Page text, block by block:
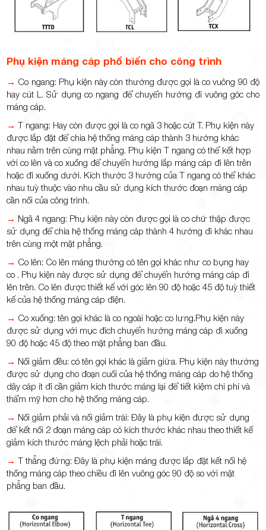
Phụ kiện máng cáp phổ biến cho công trình
→ Co ngang: Phụ kiện này còn thường được gọi là co vuông 90 độ
hay cút L. Sử dụng co ngang để chuyển hướng đi vuông góc cho
máng cáp.
→T ngang: Hay còn được gọi là co ngã 3 hoặc cút T. Phụ kiện này
được lắp đặt để chia hệ thống máng cáp thành 3 hướng khác
nhau nằm trên cùng mặt phẳng. Phụ kiện T ngang có thể kết hợp
với co lên và co xuống để chuyển hướng lắp máng cáp đi lên trên
hoặc đi xuống dưới. Kích thước 3 hướng của T ngang có thể khác
nhau tuỳ thuộc vào nhu cầu sử dụng kích thước đoạn máng cáp
cần nối của công trình.
→ Ngã 4 ngang: Phụ kiện này còn được gọi là co chữ thập được
sử dụng để chia hệ thống máng cáp thành 4 hướng đi khác nhau
trên cùng một mặt phẳng.
→ Co lên: Co lên máng thường có tên gọi khác như co bụng hay
co . Phụ kiện này được sử dụng để chuyển hướng máng cáp đi
lên trên. Co lên được thiết kế với góc lên 90 độ hoặc 45 độ tuỳ thiết
kế của hệ thống máng cáp điện.
→ Co xuống: tên gọi khác là co ngoài hoặc co lưng.Phụ kiện này
được sử dụng với mục đích chuyển hướng máng cáp đi xuống
90 độ hoặc 45 độ theo mặt phẳng ban đầu.
→ Nối giảm đều: có tên gọi khác là giảm giữa. Phụ kiện này thường
được sử dụng cho đoạn cuối của hệ thống máng cáp do hệ thống
dây cáp ít đi cần giảm kích thước máng lại để tiết kiệm chi phí và
thẩm mỹ hơn cho hệ thống máng cáp.
→ Nối giảm phải và nối giảm trái: Đây là phụ kiện được sử dụng
để kết nối 2 đoạn máng cáp có kích thước khác nhau theo thiết kế
giảm kích thước máng lệch phải hoặc trái.
→T thẳng đứng: Đây là phụ kiện máng được lắp đặt kết nối hệ
thống máng cáp theo chiều đi lên vuông góc 90 độ so với mặt
phẳng ban đầu.